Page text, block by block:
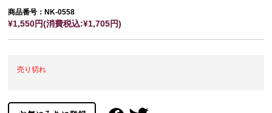
商品番号：NK-0558
¥1,550円(消費税込:¥1,705円)
売り切れ